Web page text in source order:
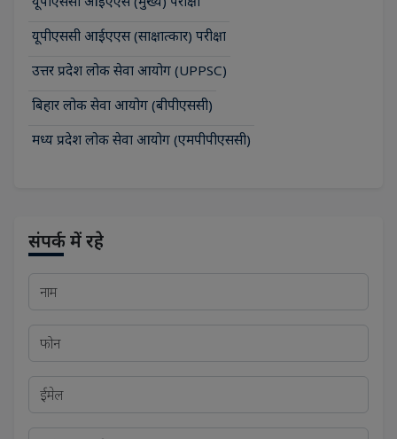
यूपीएससी आईएएस (साक्षात्कार) परीक्षा
उत्तर प्रदेश लोक सेवा आयोग (UPPSC)
बिहार लोक सेवा आयोग (बीपीएससी)
मध्य प्रदेश लोक सेवा आयोग (एमपीपीएससी)
संपर्क में रहे